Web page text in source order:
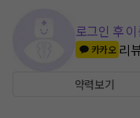
로그인 후
카카오 리
약력보기